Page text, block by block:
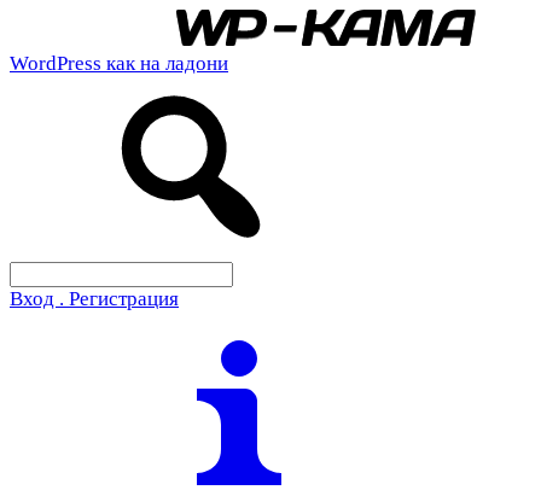
WordPress как на ладони
Вход . Регистрация